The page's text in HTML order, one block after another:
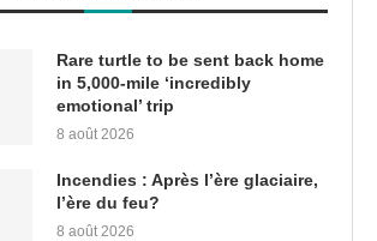
Rare turtle to be sent back home
in 5,000-mile ‘incredibly
emotional’ trip
8 août 2026
Incendies : Après l’ère glaciaire,
l’ère du feu?
8 août 2026